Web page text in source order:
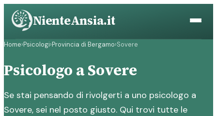
Vai
contenuto
NienteAnsia.it
Home›Psicologi›Provincia di Bergamo›Sovere
Psicologo a Sovere
Se stai pensando di rivolgerti a uno psicologo a
Sovere, sei nel posto giusto. Qui trovi tutte le